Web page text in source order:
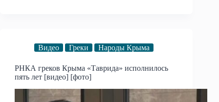
Видео Греки Народы Крыма
РНКА греков Крыма «Таврида» исполнилось
пять лет [видео] [фото]